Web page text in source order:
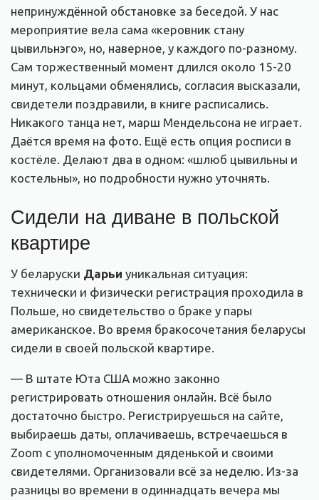
непринуждённой обстановке за беседой. У нас
мероприятие вела сама «керовник стану
цывильнэго», но, наверное, у каждого по-разному.
Сам торжественный момент длился около 15-20
минут, кольцами обменялись, согласия высказали,
свидетели поздравили, в книге расписались.
Никакого танца нет, марш Мендельсона не играет.
Даётся время на фото. Ещё есть опция росписи в
костёле. Делают два в одном: «шлюб цывильны и
костельны», но подробности нужно уточнять.
Сидели на диване в польской
квартире
У беларуски Дарьи уникальная ситуация:
технически и физически регистрация проходила в
Польше, но свидетельство о браке у пары
американское. Во время бракосочетания беларусы
сидели в своей польской квартире.
— В штате Юта США можно законно
регистрировать отношения онлайн. Всё было
достаточно быстро. Регистрируешься на сайте,
выбираешь даты, оплачиваешь, встречаешься в
Zoom с уполномоченным дяденькой и своими
свидетелями. Организовали всё за неделю. Из-за
разницы во времени в одиннадцать вечера мы